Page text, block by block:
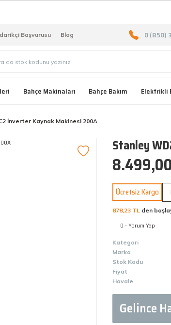
Başvurusu Blog 0 (850)
Bahçe Makinaları Bahçe Bakım Elektrikli
İnverter Kaynak Makinesi 200A
Stanley
Ücretsiz Kargo
878,23 TL den
0 - Yorum Yap
Kategori
Marka
Stok Kodu
Fiyat
Havale
Gelince